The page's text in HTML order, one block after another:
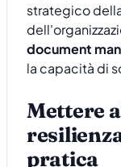
strategico
document
la capacità di
Mettere
pratica